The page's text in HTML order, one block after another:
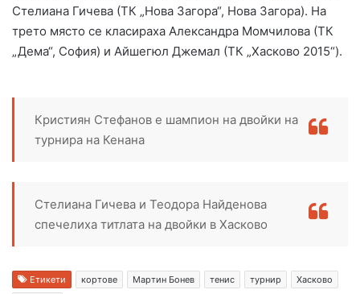
Стелиана Гичева (ТК „Нова Загора“, Нова Загора). На
трето място се класираха Александра Момчилова (ТК
„Дема“, София) и Айшегюл Джемал (ТК „Хасково 2015“).
Кристиян Стефанов е шампион на двойки на
турнира на Кенана
Стелиана Гичева и Теодора Найденова
спечелиха титлата на двойки в Хасково
Етикети кортове Мартин Бонев тенис турнир
Хасково